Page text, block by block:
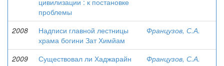
цивилизации : к постановке
проблемы
2008
Надписи главной лестницы
храма богини Зат Химйам
Французов, С.А.
2009
Существовал ли Хаджарайн
Французов, С.А.